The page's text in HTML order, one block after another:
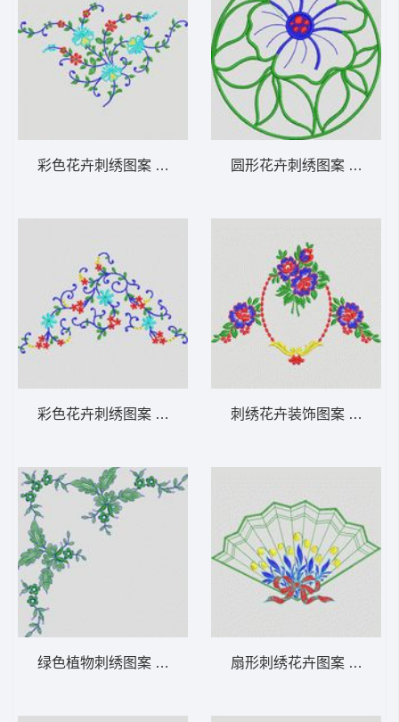
彩色花卉刺绣图案 植物花型
彩色花卉刺绣图案 植物花型
绿色植物刺绣图案 植物花型
圆形花卉刺绣图案 植物花
刺绣花卉装饰图案 植物花
扇形刺绣花卉图案 植物花